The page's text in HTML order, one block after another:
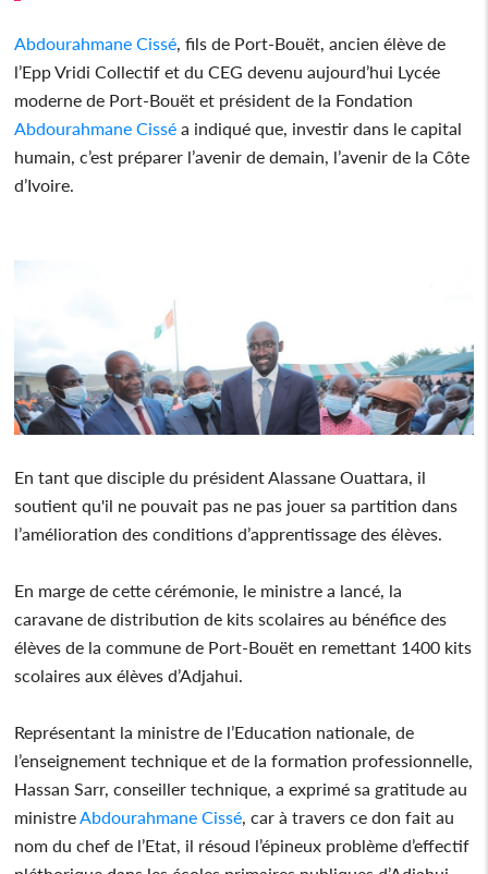
Abdourahmane Cissé , fils de Port-Bouët, ancien élève de
l’Epp Vridi Collectif et du CEG devenu aujourd’hui Lycée
moderne de Port-Bouët et président de la Fondation
Abdourahmane Cissé a indiqué que, investir dans le capital
humain, c’est préparer l’avenir de demain, l’avenir de la Côte
d’Ivoire.
En tant que disciple du président Alassane Ouattara, il
soutient qu'il ne pouvait pas ne pas jouer sa partition dans
l’amélioration des conditions d’apprentissage des élèves.
En marge de cette cérémonie, le ministre a lancé, la
caravane de distribution de kits scolaires au bénéfice des
élèves de la commune de Port-Bouët en remettant 1400 kits
scolaires aux élèves d’Adjahui.
Représentant la ministre de l’Education nationale, de
l’enseignement technique et de la formation professionnelle,
Hassan Sarr, conseiller technique, a exprimé sa gratitude au
ministre Abdourahmane Cissé , car à travers ce don fait au
nom du chef de l’Etat, il résoud l’épineux problème d’effectif